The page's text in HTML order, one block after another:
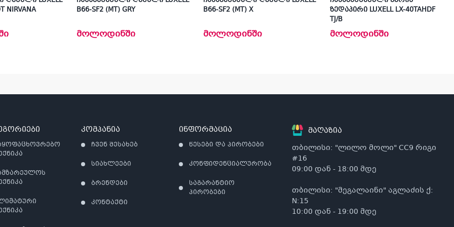
NIRVANA
B66-SF2 (MT) GRY
მოლოდინში
B66-SF2 (MT) X
მოლოდინში
ზედაპირი LUXELL LX-40TAHDF
TJ/B
მოლოდინში
კომპანია
ჩვენ შესახებ
სიახლეები
ბრენდები
კონტაქტი
ინფორმაცია
წესები და პირობები
კონფიდენციალურობა
საგარანტიო
პირობები
მაღაზია
თბილისი: "ლილო მოლი" CC9 რიგი
#16
09:00 დან - 18:00 მდე
თბილისი: "მეგალაინი" აგლაძის ქ:
N:15
10:00 დან - 19:00 მდე